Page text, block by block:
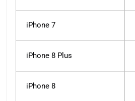
iPhone 7
iPhone 8 Plus
iPhone 8